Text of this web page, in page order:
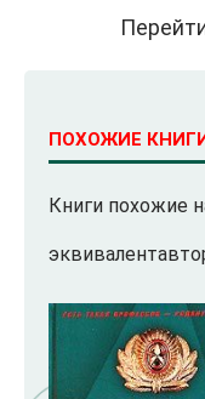
ПОХОЖИЕ
Книги похожие